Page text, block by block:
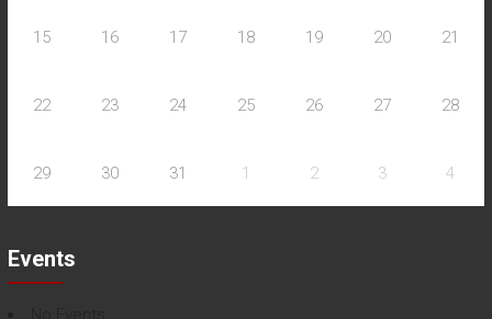
15 16 17 18 19 20 21
22 23 24 25 26 27 28
29 30 31 1 2 3 4
Events